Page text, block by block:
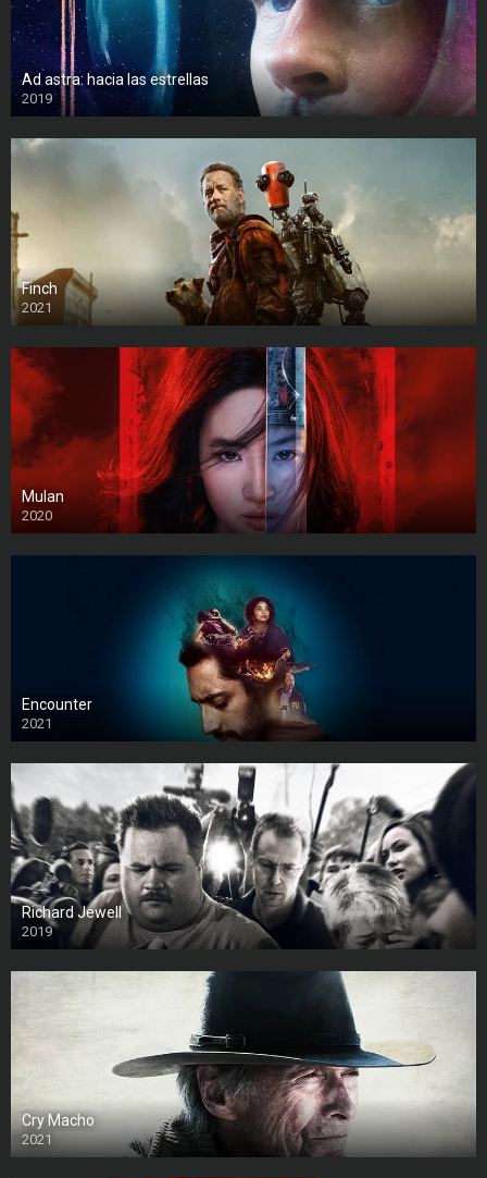
Ad astra: hacia las estrellas
2019
Finch
2021
Mulan
2020
Encounter
2021
Richard Jewell
2019
Cry Macho
2021